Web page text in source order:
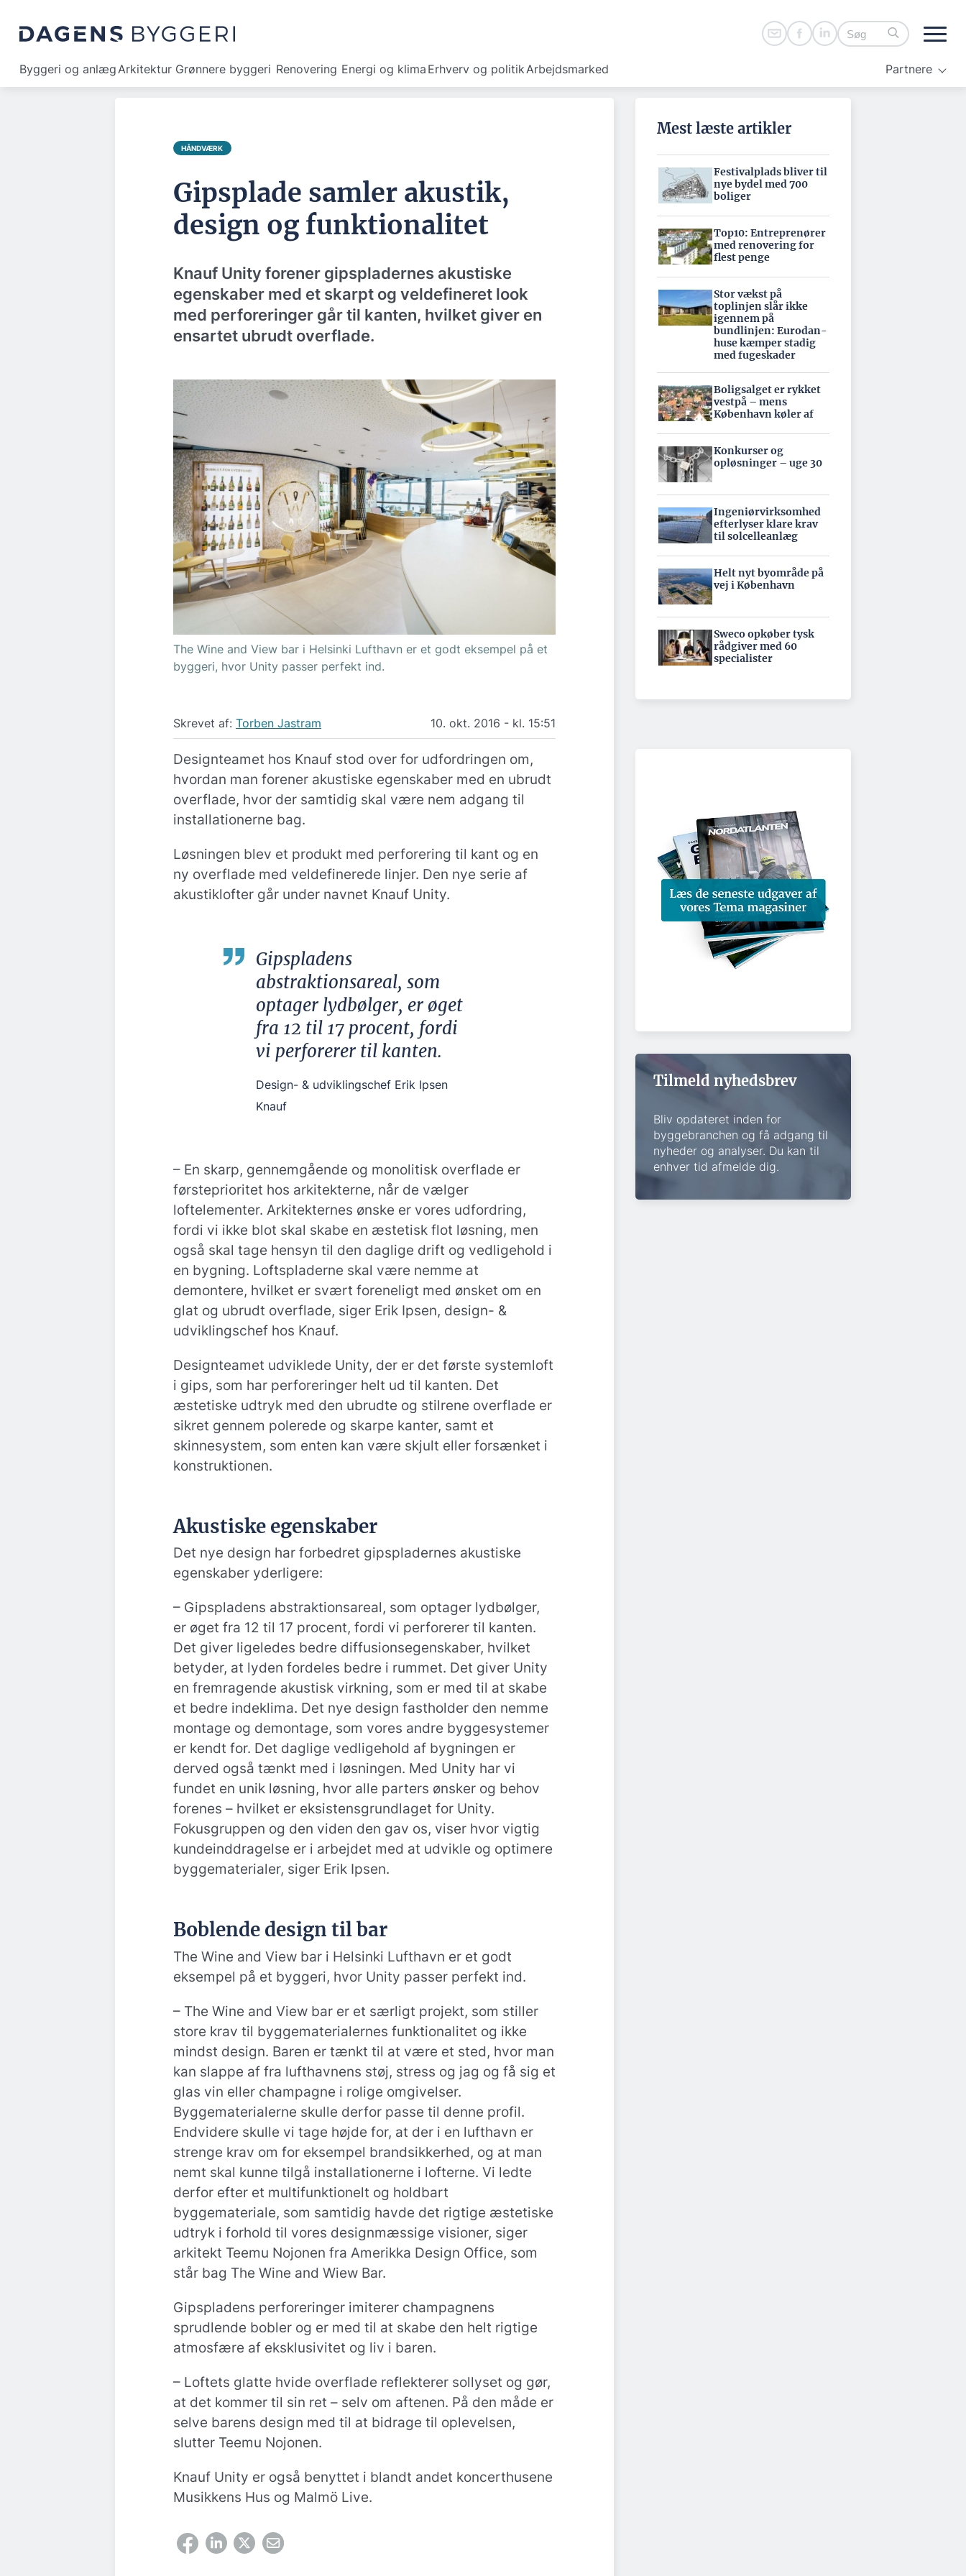
Byggeri og anlægArkitektur Grønnere byggeri Renovering Energi og klima Erhverv og politikArbejdsmarked Partnere
HÅNDVÆRK
Gipsplade samler akustik,
design og funktionalitet
Knauf Unity forener gipspladernes akustiske
egenskaber med et skarpt og veldefineret look
med perforeringer går til kanten, hvilket giver en
ensartet ubrudt overflade.
The Wine and View bar i Helsinki Lufthavn er et godt eksempel på et
byggeri, hvor Unity passer perfekt ind.
Skrevet af: Torben Jastram 10. okt. 2016 - kl. 15:51
Designteamet hos Knauf stod over for udfordringen om,
hvordan man forener akustiske egenskaber med en ubrudt
overflade, hvor der samtidig skal være nem adgang til
installationerne bag.
Løsningen blev et produkt med perforering til kant og en
ny overflade med veldefinerede linjer. Den nye serie af
akustiklofter går under navnet Knauf Unity.
Gipspladens
abstraktionsareal, som
optager lydbølger, er øget
fra 12 til 17 procent, fordi
vi perforerer til kanten.
Design- & udviklingschef Erik Ipsen
Knauf
– En skarp, gennemgående og monolitisk overflade er
førsteprioritet hos arkitekterne, når de vælger
loftelementer. Arkitekternes ønske er vores udfordring,
fordi vi ikke blot skal skabe en æstetisk flot løsning, men
også skal tage hensyn til den daglige drift og vedligehold i
en bygning. Loftspladerne skal være nemme at
demontere, hvilket er svært foreneligt med ønsket om en
glat og ubrudt overflade, siger Erik Ipsen, design- &
udviklingschef hos Knauf.
Designteamet udviklede Unity, der er det første systemloft
i gips, som har perforeringer helt ud til kanten. Det
æstetiske udtryk med den ubrudte og stilrene overflade er
sikret gennem polerede og skarpe kanter, samt et
skinnesystem, som enten kan være skjult eller forsænket i
konstruktionen.
Akustiske egenskaber
Det nye design har forbedret gipspladernes akustiske
egenskaber yderligere:
– Gipspladens abstraktionsareal, som optager lydbølger,
er øget fra 12 til 17 procent, fordi vi perforerer til kanten.
Det giver ligeledes bedre diffusionsegenskaber, hvilket
betyder, at lyden fordeles bedre i rummet. Det giver Unity
en fremragende akustisk virkning, som er med til at skabe
et bedre indeklima. Det nye design fastholder den nemme
montage og demontage, som vores andre byggesystemer
er kendt for. Det daglige vedligehold af bygningen er
derved også tænkt med i løsningen. Med Unity har vi
fundet en unik løsning, hvor alle parters ønsker og behov
forenes – hvilket er eksistensgrundlaget for Unity.
Fokusgruppen og den viden den gav os, viser hvor vigtig
kundeinddragelse er i arbejdet med at udvikle og optimere
byggematerialer, siger Erik Ipsen.
Boblende design til bar
The Wine and View bar i Helsinki Lufthavn er et godt
eksempel på et byggeri, hvor Unity passer perfekt ind.
– The Wine and View bar er et særligt projekt, som stiller
store krav til byggematerialernes funktionalitet og ikke
mindst design. Baren er tænkt til at være et sted, hvor man
kan slappe af fra lufthavnens støj, stress og jag og få sig et
glas vin eller champagne i rolige omgivelser.
Byggematerialerne skulle derfor passe til denne profil.
Endvidere skulle vi tage højde for, at der i en lufthavn er
strenge krav om for eksempel brandsikkerhed, og at man
nemt skal kunne tilgå installationerne i lofterne. Vi ledte
derfor efter et multifunktionelt og holdbart
byggemateriale, som samtidig havde det rigtige æstetiske
udtryk i forhold til vores designmæssige visioner, siger
arkitekt Teemu Nojonen fra Amerikka Design Office, som
står bag The Wine and Wiew Bar.
Gipspladens perforeringer imiterer champagnens
sprudlende bobler og er med til at skabe den helt rigtige
atmosfære af eksklusivitet og liv i baren.
– Loftets glatte hvide overflade reflekterer sollyset og gør,
at det kommer til sin ret – selv om aftenen. På den måde er
selve barens design med til at bidrage til oplevelsen,
slutter Teemu Nojonen.
Knauf Unity er også benyttet i blandt andet koncerthusene
Musikkens Hus og Malmö Live.
Mest læste artikler
Festivalplads bliver til
nye bydel med 700
boliger
Top10: Entreprenører
med renovering for
flest penge
Stor vækst på
toplinjen slår ikke
igennem på
bundlinjen: Eurodan-
huse kæmper stadig
med fugeskader
Boligsalget er rykket
vestpå – mens
København køler af
Konkurser og
opløsninger – uge 30
Ingeniørvirksomhed
efterlyser klare krav
til solcelleanlæg
Helt nyt byområde på
vej i København
Sweco opkøber tysk
rådgiver med 60
specialister
Tilmeld nyhedsbrev
Bliv opdateret inden for
byggebranchen og få adgang til
nyheder og analyser. Du kan til
enhver tid afmelde dig.